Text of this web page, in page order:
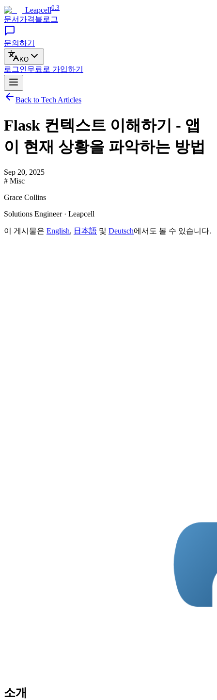
Leapcell0.3
문서 가격블로그
문의하기
KO
로그인무료로 가입하기
Back to Tech Articles
Flask 컨텍스트 이해하기 - 앱
이 현재 상황을 파악하는 방법
Sep 20, 2025
# Misc
Grace Collins
Solutions Engineer · Leapcell
이 게시물은 English, 日本語 및 Deutsch에서도 볼 수 있습니다.
소개